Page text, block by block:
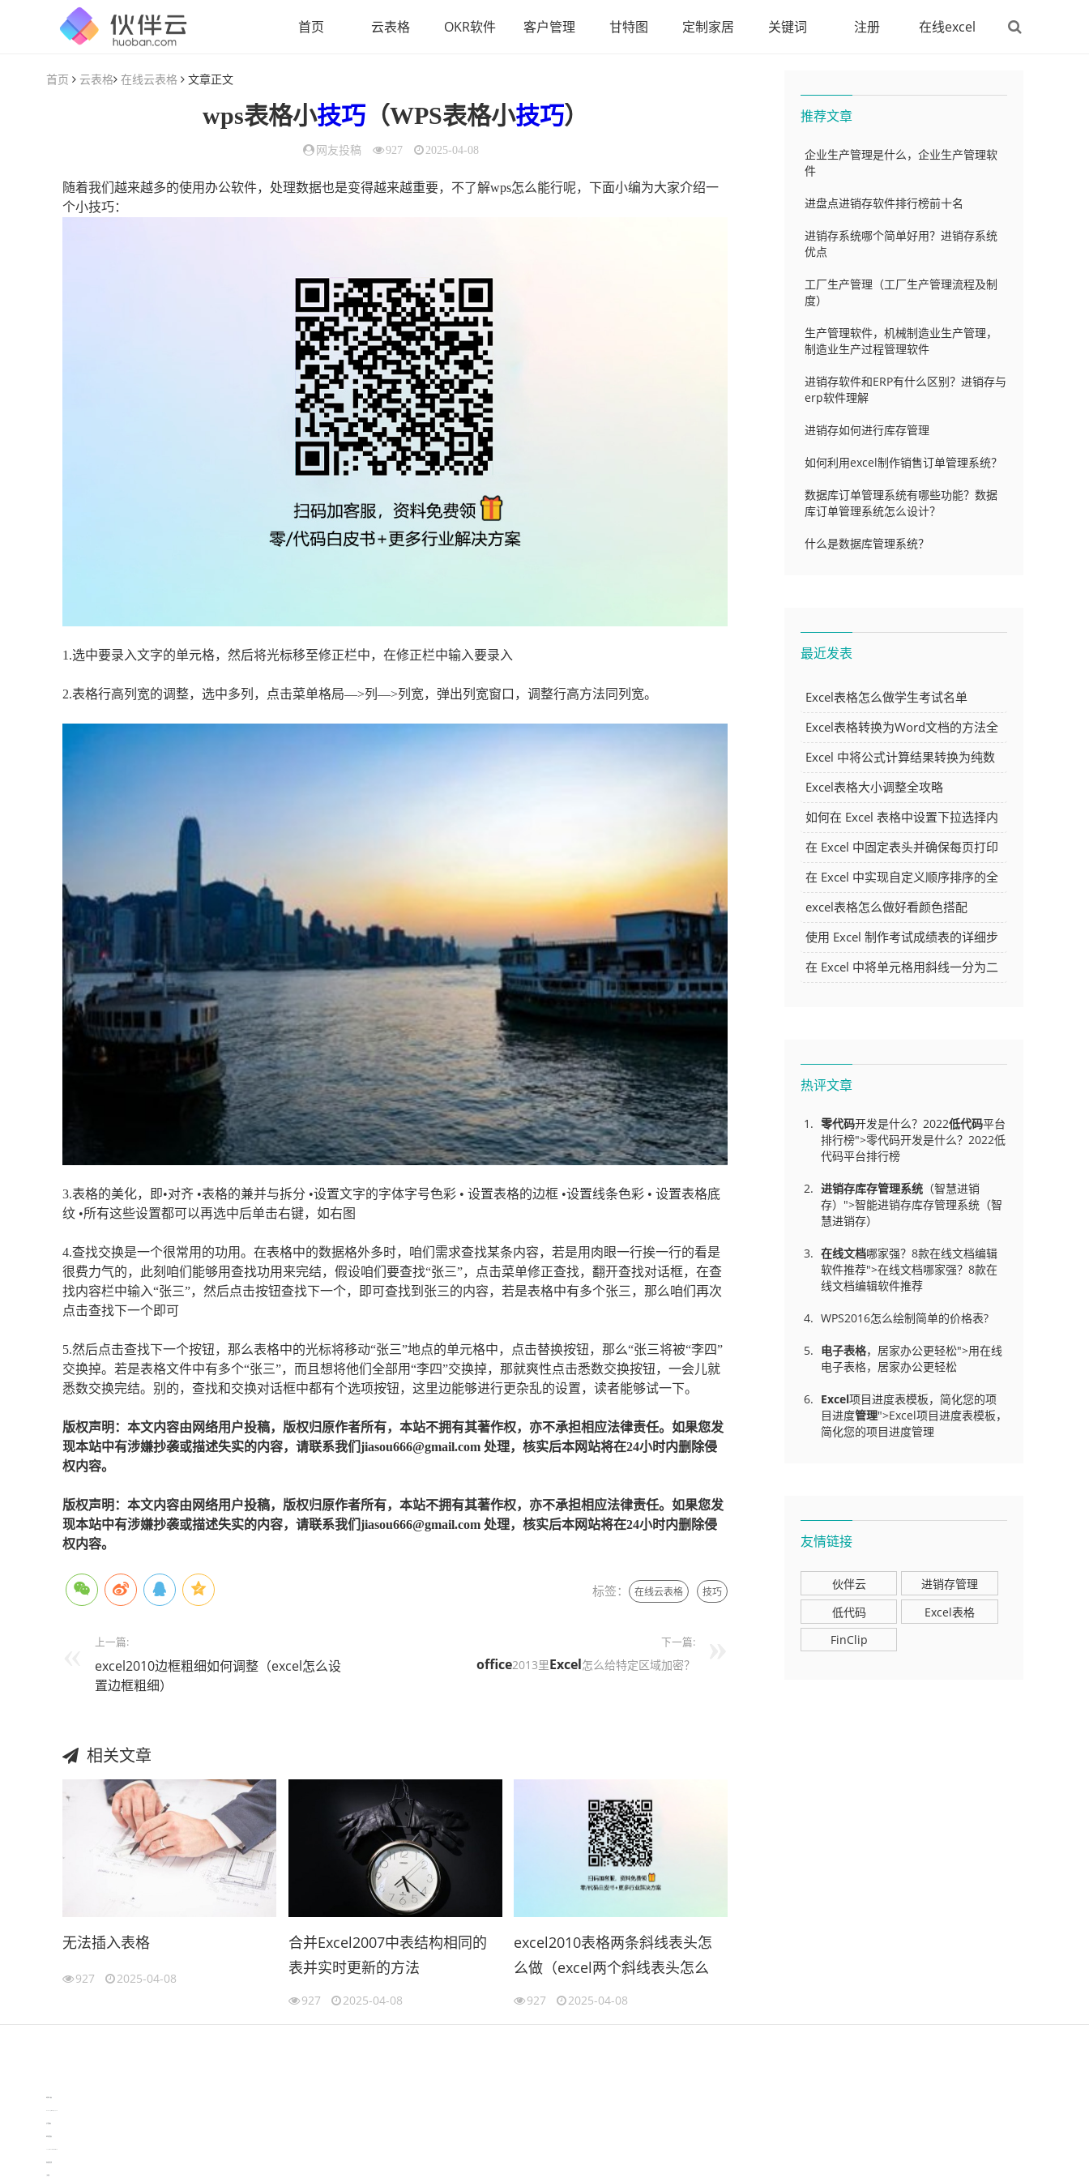
首页 云表格 OKR软件 客户管理 甘特图 定制家居 关键词 注册 在线excel
首页 云表格 在线云表格 文章正文
wps表格小技巧（WPS表格小技巧）
网友投稿 927 2025-04-08
随着我们越来越多的使用办公软件，处理数据也是变得越来越重要，不了解wps怎么能行呢，下面小编为大家介绍一
个小技巧：
1.选中要录入文字的单元格，然后将光标移至修正栏中，在修正栏中输入要录入
2.表格行高列宽的调整，选中多列，点击菜单格局—>列—>列宽，弹出列宽窗口，调整行高方法同列宽。
3.表格的美化，即•对齐 •表格的兼并与拆分 •设置文字的字体字号色彩 • 设置表格的边框 •设置线条色彩 • 设置表格底
纹 •所有这些设置都可以再选中后单击右键，如右图
4.查找交换是一个很常用的功用。在表格中的数据格外多时，咱们需求查找某条内容，若是用肉眼一行挨一行的看是
很费力气的，此刻咱们能够用查找功用来完结，假设咱们要查找“张三”，点击菜单修正查找，翻开查找对话框，在查
找内容栏中输入“张三”，然后点击按钮查找下一个，即可查找到张三的内容，若是表格中有多个张三，那么咱们再次
点击查找下一个即可
5.然后点击查找下一个按钮，那么表格中的光标将移动“张三”地点的单元格中，点击替换按钮，那么“张三将被“李四”
交换掉。若是表格文件中有多个“张三”，而且想将他们全部用“李四”交换掉，那就爽性点击悉数交换按钮，一会儿就
悉数交换完结。别的，查找和交换对话框中都有个选项按钮，这里边能够进行更杂乱的设置，读者能够试一下。
版权声明：本文内容由网络用户投稿，版权归原作者所有，本站不拥有其著作权，亦不承担相应法律责任。如果您发
现本站中有涉嫌抄袭或描述失实的内容，请联系我们jiasou666@gmail.com 处理，核实后本网站将在24小时内删除侵
权内容。
版权声明：本文内容由网络用户投稿，版权归原作者所有，本站不拥有其著作权，亦不承担相应法律责任。如果您发
现本站中有涉嫌抄袭或描述失实的内容，请联系我们jiasou666@gmail.com 处理，核实后本网站将在24小时内删除侵
权内容。
标签： 在线云表格 技巧
上一篇:
excel2010边框粗细如何调整（excel怎么设
置边框粗细）
下一篇:
office2013里Excel怎么给特定区域加密？
相关文章
无法插入表格
927 2025-04-08
合并Excel2007中表结构相同的
表并实时更新的方法
（2007excel合并工作表）
927 2025-04-08
excel2010表格两条斜线表头怎
么做（excel两个斜线表头怎么
做）
927 2025-04-08
推荐文章
企业生产管理是什么，企业生产管理软
件
进盘点进销存软件排行榜前十名
进销存系统哪个简单好用？进销存系统
优点
工厂生产管理（工厂生产管理流程及制
度）
生产管理软件，机械制造业生产管理，
制造业生产过程管理软件
进销存软件和ERP有什么区别？进销存与
erp软件理解
进销存如何进行库存管理
如何利用excel制作销售订单管理系统？
数据库订单管理系统有哪些功能？数据
库订单管理系统怎么设计？
什么是数据库管理系统？
最近发表
Excel表格怎么做学生考试名单
Excel表格转换为Word文档的方法全
解析
Excel 中将公式计算结果转换为纯数
字的多种方法
Excel表格大小调整全攻略
如何在 Excel 表格中设置下拉选择内
容
在 Excel 中固定表头并确保每页打印
时都显示表头的方法详解
在 Excel 中实现自定义顺序排序的全
面指南
excel表格怎么做好看颜色搭配
使用 Excel 制作考试成绩表的详细步
骤及技巧
在 Excel 中将单元格用斜线一分为二
热评文章
零代码开发是什么？2022低代码平台
排行榜">零代码开发是什么？2022低
代码平台排行榜
进销存库存管理系统 （智慧进销
存）">智能进销存库存管理系统（智
慧进销存）
在线文档哪家强？8款在线文档编辑
软件推荐">在线文档哪家强？8款在
线文档编辑软件推荐
WPS2016怎么绘制简单的价格表?
电子表格，居家办公更轻松">用在线
电子表格，居家办公更轻松
Excel项目进度表模板，简化您的项
目进度管理">Excel项目进度表模板，
简化您的项目进度管理
友情链接
伙伴云
进销存管理
低代码
Excel表格
FinClip